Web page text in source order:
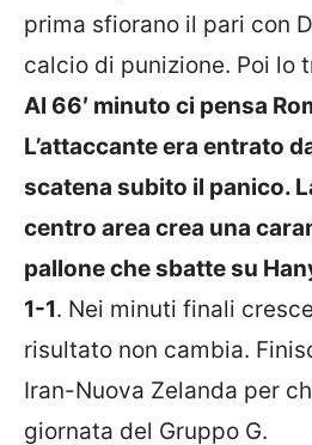
prima sfiorano il pari con
calcio di punizione. Poi lo
Al 66′ minuto ci pensa
L’attaccante era entrato
scatena subito il panico.
centro area crea una
pallone che sbatte su
1-1. Nei minuti finali
risultato non cambia.
Iran-Nuova Zelanda per
giornata del Gruppo G.